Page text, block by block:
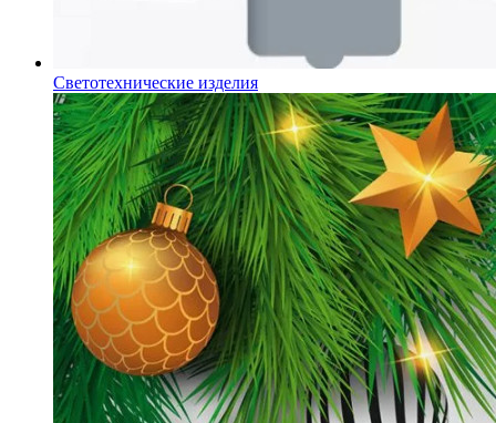
Светотехнические изделия